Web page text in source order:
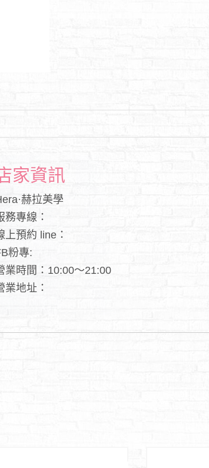
家資訊
赫拉美學
務專線：
上預約 line：
粉專:
業時間：10:00～21:00
業地址：